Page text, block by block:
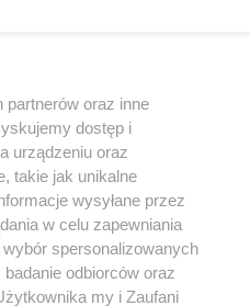
Prywatność
Praca Łódź
partnerów oraz inne
dostęp i
urządzeniu oraz
takie jak unikalne
wysyłane przez
w celu zapewniania
spersonalizowanych
odbiorców oraz
my i Zaufani